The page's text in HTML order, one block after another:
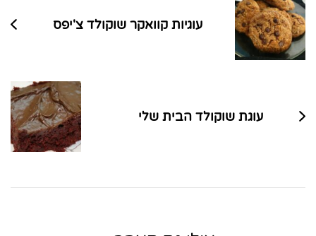
עוגיות קוואקר שוקולד צ'יפס
עוגת שוקולד הבית שלי